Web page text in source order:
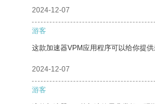
2024-12-07
游客
这款加速器VPM应用程序可以给你提
2024-12-07
游客